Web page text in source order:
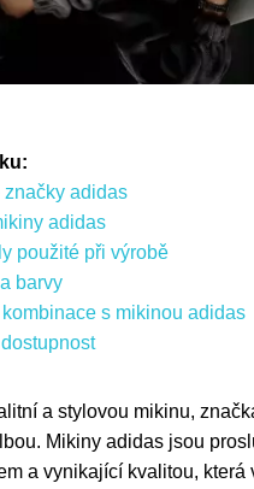
značky adidas
adidas
použité při výrobě
barvy
s mikinou adidas
a stylovou mikinu,
Mikiny adidas jsou
a vynikající kvalitou, která